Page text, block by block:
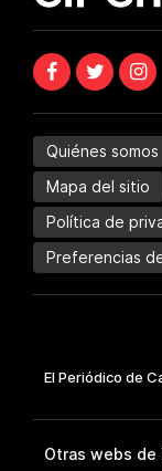
Quiénes somos
Mapa del sitio
Política de
Preferencias
Otras webs de